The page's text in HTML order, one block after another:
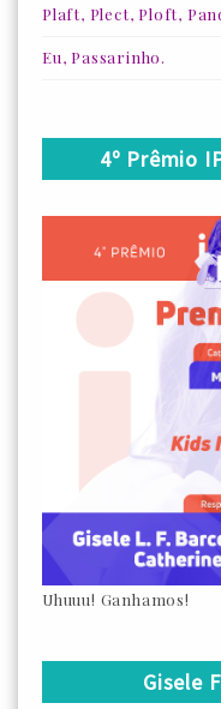
Plaft, Plect, Ploft,
Eu, Passarinho.
4º Prêmio
Uhuuu! Ganhamos!
Gisele